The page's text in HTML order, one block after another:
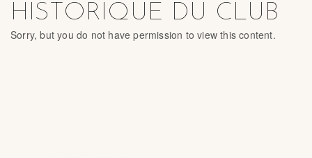
HISTORIQUE DU CLUB
Sorry, but you do not have permission to view this content.